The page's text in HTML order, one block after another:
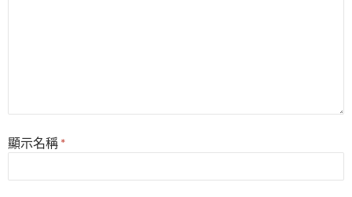
顯示名稱 *